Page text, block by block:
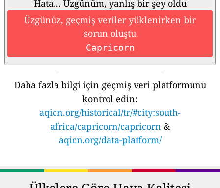
Hata... Üzgünüm, yanlış bir şey oldu
Üzgünüz, geçmiş veriler yüklenirken bir
sorun oluştu
Capricorn
Daha fazla bilgi için geçmiş veri platformunu
kontrol edin:
aqicn.org/historical/tr/#city:south-
africa/capricorn/capricorn &
aqicn.org/data-platform/